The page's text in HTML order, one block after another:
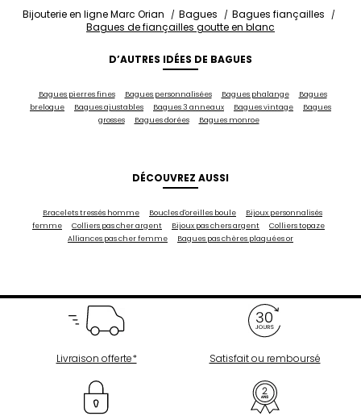
Bijouterie en ligne Marc Orian Bagues
Bagues fiançailles
Bagues de fiançailles goutte en blanc
D’AUTRES IDÉES DE BAGUES
Bagues pierres fines Bagues personnalisées Bagues phalange
Bagues
breloque
Bagues ajustables Bagues 3 anneaux Bagues vintage
Bagues
grosses
Bagues dorées Bagues monroe
DÉCOUVREZ AUSSI
Bracelets tressés homme Boucles d'oreilles boule
Bijoux personnalisés
femme
Colliers pas cher argent Bijoux pas chers argent
Colliers topaze
Alliances pas cher femme
Bagues pas chères plaquées or
Livraison offerte* Satisfait ou remboursé